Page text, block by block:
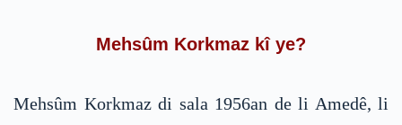
Mehsûm Korkmaz kî ye?
Mehsûm Korkmaz di sala 1956an de li Amedê, li